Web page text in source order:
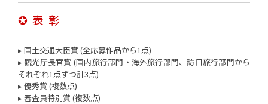
✪ 表 彰
▸ 国土交通大臣賞 (全応募作品から1点)
▸ 観光庁長官賞 (国内旅行部門・海外旅行部門、訪日旅行部門から
それぞれ1点ずつ計3点)
▸ 優秀賞 (複数点)
▸ 審査員特別賞 (複数点)